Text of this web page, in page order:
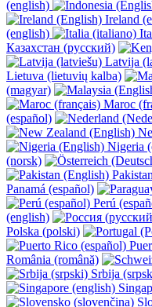
(english)
Ireland
(english)
Казахстан (русский)
Latvija
Lietuva (lietuvių kalba)
(magyar)
Maroc
(español)
Nigeria
(norsk)
Panamá (español)
Perú
(english)
Polska (polski)
România (română)
Srbija